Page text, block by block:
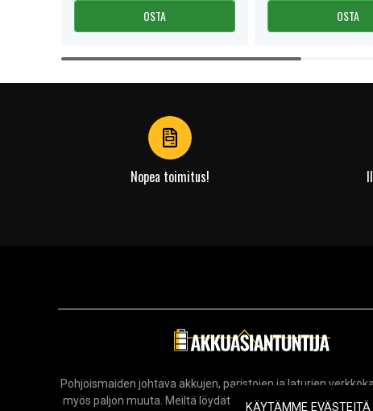
OSTA OSTA
Item
Nopea toimitus!
Pohjoismaiden johtava akkujen, paristojen ja laturien
myös paljon muuta. Meiltä löydät laajan valikoiman
KÄYTÄMME EVÄSTEITÄ